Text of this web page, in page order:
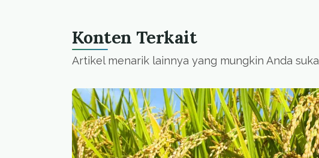
Konten Terkait
Artikel menarik lainnya yang mungkin Anda suka